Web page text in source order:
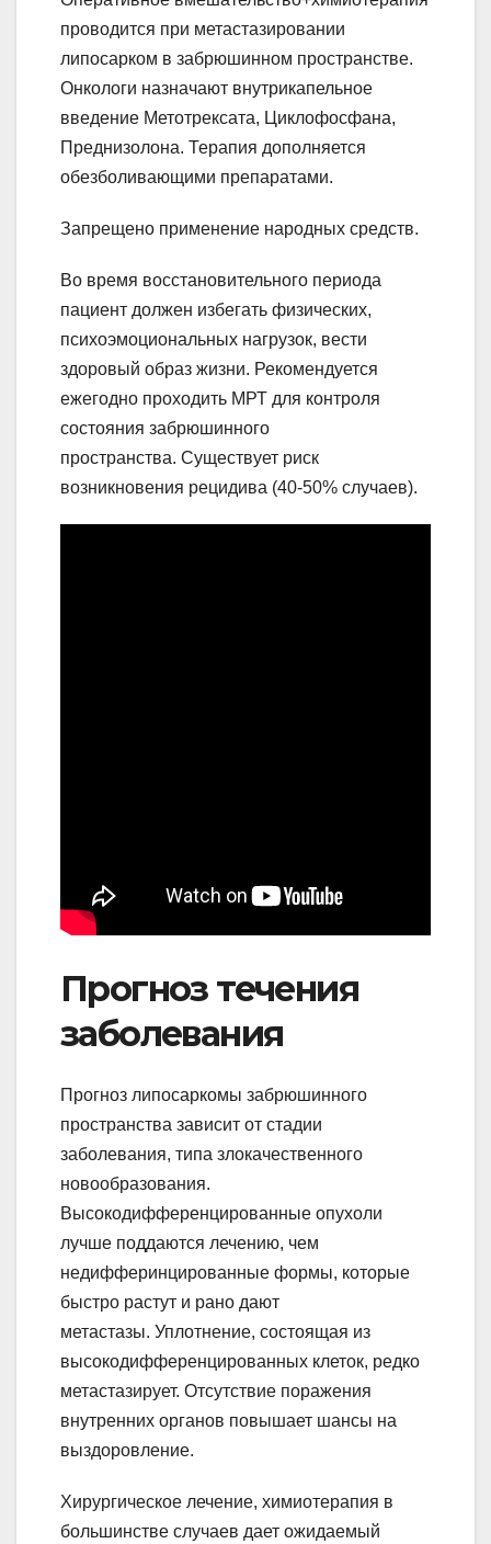
проводится при метастазировании
липосарком в забрюшинном пространстве.
Онкологи назначают внутрикапельное
введение Метотрексата, Циклофосфана,
Преднизолона. Терапия дополняется
обезболивающими препаратами.
Запрещено применение народных средств.
Во время восстановительного периода
пациент должен избегать физических,
психоэмоциональных нагрузок, вести
здоровый образ жизни. Рекомендуется
ежегодно проходить МРТ для контроля
состояния забрюшинного
пространства. Существует риск
возникновения рецидива (40-50% случаев).
Прогноз течения
заболевания
Прогноз липосаркомы забрюшинного
пространства зависит от стадии
заболевания, типа злокачественного
новообразования.
Высокодифференцированные опухоли
лучше поддаются лечению, чем
недифферинцированные формы, которые
быстро растут и рано дают
метастазы. Уплотнение, состоящая из
высокодифференцированных клеток, редко
метастазирует. Отсутствие поражения
внутренних органов повышает шансы на
выздоровление.
Хирургическое лечение, химиотерапия в
большинстве случаев дает ожидаемый